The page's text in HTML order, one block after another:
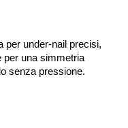
per under-nail precisi,
per una simmetria
senza pressione.